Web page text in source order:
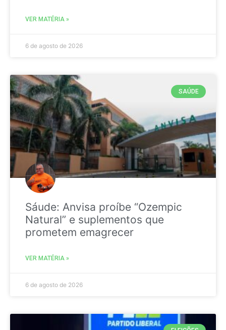
VER MATÉRIA »
6 de agosto de 2026
SAÚDE
Sáude: Anvisa proíbe “Ozempic
Natural” e suplementos que
prometem emagrecer
VER MATÉRIA »
6 de agosto de 2026